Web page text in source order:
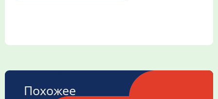
Похожее